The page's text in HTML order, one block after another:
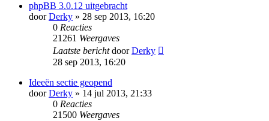
phpBB 3.0.12 uitgebracht
doorDerky » 28 sep 2013, 16:20
0 Reacties
21261 Weergaves
Laatste berichtdoorDerky
28 sep 2013, 16:20
Ideeën sectie geopend
doorDerky » 14 jul 2013, 21:33
0 Reacties
21500 Weergaves